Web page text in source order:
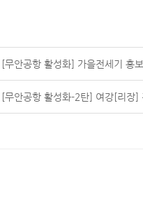
[무안공항 활성화] 가을전세기 홍
[무안공항 활성화-2탄] 여강[리장]